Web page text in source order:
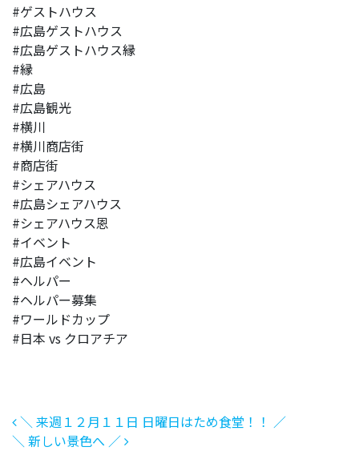
#ゲストハウス
#広島ゲストハウス
#広島ゲストハウス縁
#縁
#広島
#広島観光
#横川
#横川商店街
#商店街
#シェアハウス
#広島シェアハウス
#シェアハウス恩
#イベント
#広島イベント
#ヘルパー
#ヘルパー募集
#ワールドカップ
#日本 vs クロアチア
投稿ナビゲーション
＼ 来週１２月１１日 日曜日はため食堂！！ ／
＼ 新しい景色へ ／